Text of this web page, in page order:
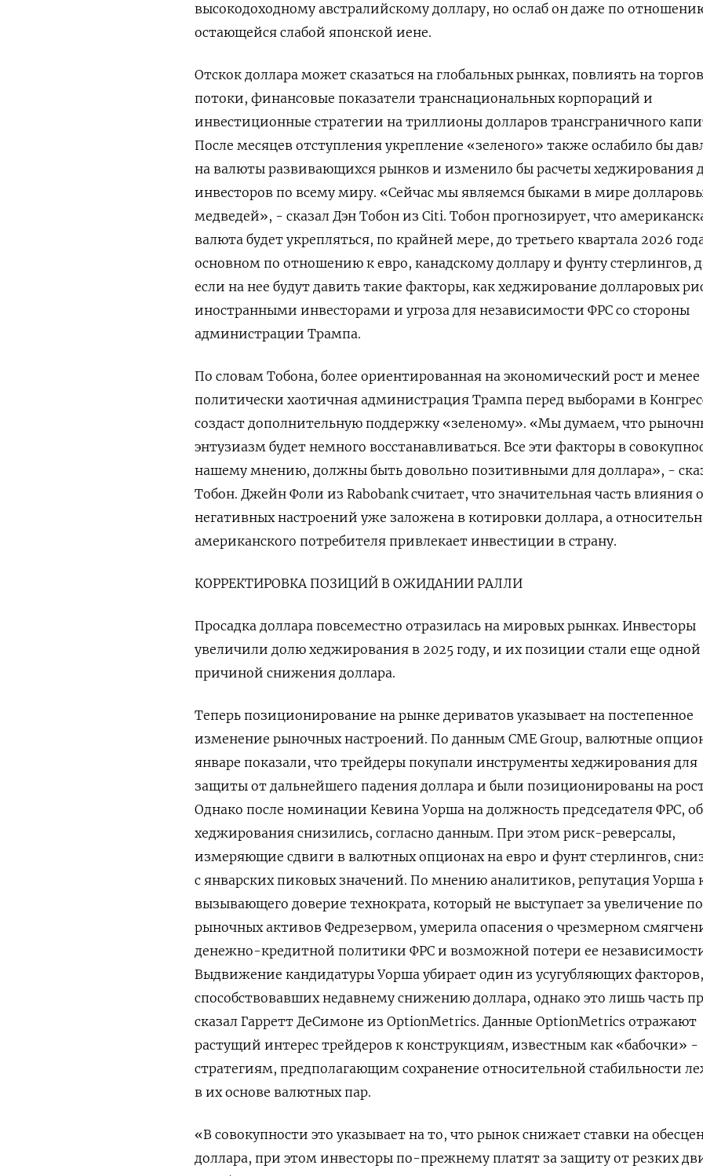
высокодоходному австралийскому доллару, но ослаб он даже по
остающейся слабой ⁠японской иене.
Отскок доллара может сказаться на глобальных рынках, повлиять на
потоки, финансовые показатели транснациональных корпораций и
инвестиционные стратегии на триллионы ‌долларов трансграничного
После месяцев отступления укрепление «зеленого» также ослабило бы
на валюты развивающихся рынков и изменило бы расчеты хеджирования
инвесторов по всему миру. «Сейчас мы являемся быками в мире
медведей», - сказал Дэн Тобон из ​Citi. Тобон прогнозирует, что
валюта будет укрепляться, по крайней мере, до третьего квартала 2026
основном по отношению к евро, канадскому доллару ‌и фунту стерлингов,
если на нее будут давить такие факторы, как хеджирование долларовых
иностранными инвесторами и угроза для независимости ФРС со стороны
администрации ​Трампа.
По словам Тобона, более ориентированная на экономический рост и менее
политически хаотичная администрация Трампа перед выборами в
создаст дополнительную поддержку «зеленому». «Мы ‌думаем, что
энтузиазм будет немного восстанавливаться. Все эти факторы в
нашему мнению, должны быть довольно позитивными для доллара», -
Тобон. Джейн Фоли из Rabobank считает, что значительная часть влияния
негативных настроений уже заложена в котировки доллара, а
американского ​потребителя привлекает инвестиции в страну.
КОРРЕКТИРОВКА ПОЗИЦИЙ В ОЖИДАНИИ ​РАЛЛИ
Просадка доллара повсеместно отразилась на ‌мировых рынках. Инвесторы
увеличили долю хеджирования в 2025 году, и их позиции стали еще одной
причиной снижения доллара.
Теперь позиционирование на рынке дериватов указывает на постепенное ​
изменение рыночных настроений. По данным CME Group, валютные
январе показали, что трейдеры покупали инструменты хеджирования для
защиты от дальнейшего падения доллара и были позиционированы на
Однако после номинации Кевина Уорша на должность председателя ФРС,
хеджирования снизились, согласно данным. При этом риск-реверсалы,
измеряющие сдвиги в валютных опционах на евро и фунт стерлингов,
с январских пиковых значений. По мнению аналитиков, репутация Уорша
вызывающего доверие технократа, который не выступает за увеличение
рыночных активов Федрезервом, умерила опасения о чрезмерном
денежно-кредитной политики ФРС и возможной потери ее
Выдвижение кандидатуры Уорша убирает один из усугубляющих факторов,
способствовавших недавнему снижению доллара, однако это лишь часть
сказал Гарретт ​ДеСимоне из OptionMetrics. Данные OptionMetrics отражают
растущий интерес трейдеров ⁠к конструкциям, известным как «бабочки» -
стратегиям, предполагающим сохранение относительной стабильности
в их основе валютных пар.
«В совокупности это указывает на то, что рынок снижает ставки на
доллара, при этом инвесторы по-прежнему платят за ‌защиту от резких